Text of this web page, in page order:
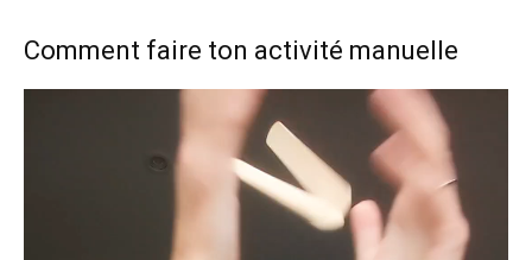
Comment faire ton activité manuelle